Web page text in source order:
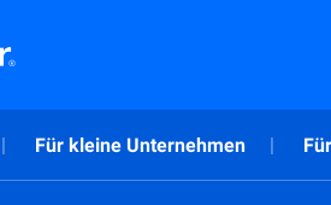
Für kleine Unternehmen